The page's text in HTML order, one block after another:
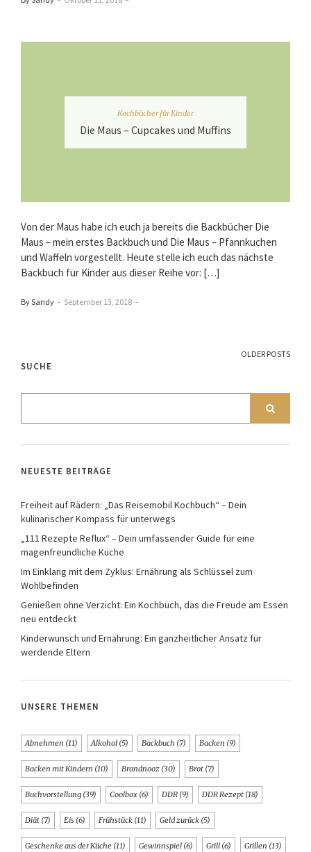
Kochbücher für Kinder
Die Maus – Cupcakes und Muffins
Von der Maus habe ich euch ja bereits die Backbücher Die
Maus – mein erstes Backbuch und Die Maus – Pfannkuchen
und Waffeln vorgestellt. Heute stelle ich euch das nächste
Backbuch für Kinder aus dieser Reihe vor: […]
By Sandy – September 13, 2018 –
OLDER POSTS
SUCHE
NEUESTE BEITRÄGE
Freiheit auf Rädern: „Das Reisemobil Kochbuch“ – Dein
kulinarischer Kompass für unterwegs
„111 Rezepte Reflux“ – Dein umfassender Guide für eine
magenfreundliche Küche
Im Einklang mit dem Zyklus: Ernährung als Schlüssel zum
Wohlbefinden
Genießen ohne Verzicht: Ein Kochbuch, das die Freude am Essen
neu entdeckt
Kinderwunsch und Ernährung: Ein ganzheitlicher Ansatz für
werdende Eltern
UNSERE THEMEN
Abnehmen (11) Alkohol (5) Backbuch (7) Backen (9)
Backen mit Kindern (10) Brandnooz (30) Brot (7)
Buchvorstellung (39) Coolbox (6) DDR (9) DDR Rezept (18)
Diät (7) Eis (6) Frühstück (11) Geld zurück (5)
Geschenke aus der Küche (11) Gewinnspiel (6) Grill (6) Grillen (13)